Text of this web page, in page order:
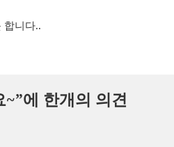
합니다..
에 한개의 의견